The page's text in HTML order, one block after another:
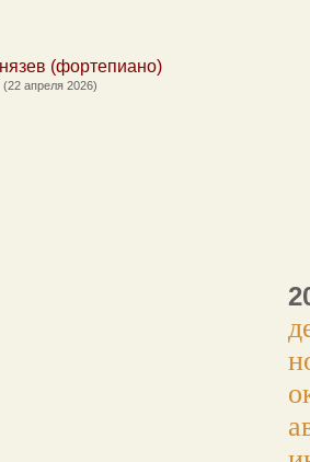
(фортепиано)
(22 апреля 2026)